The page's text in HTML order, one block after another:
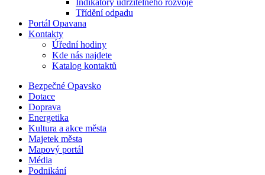
Indikátory udržitelného rozvoje
Třídění odpadu
Portál Opavana
Kontakty
Úřední hodiny
Kde nás najdete
Katalog kontaktů
Bezpečné Opavsko
Dotace
Doprava
Energetika
Kultura a akce města
Majetek města
Mapový portál
Média
Podnikání